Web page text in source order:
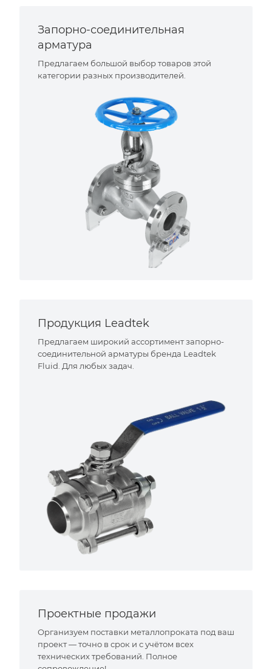
Запорно-соединительная
арматура
Предлагаем большой выбор товаров этой
категории разных производителей.
Продукция Leadtek
Предлагаем широкий ассортимент запорно-
соединительной арматуры бренда Leadtek
Fluid. Для любых задач.
Проектные продажи
Организуем поставки металлопроката под ваш
проект — точно в срок и с учётом всех
технических требований. Полное